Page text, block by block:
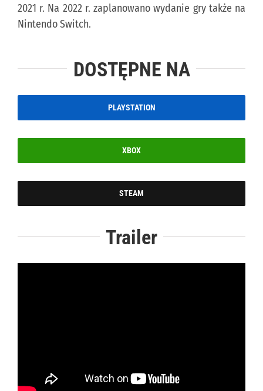
2021 r. Na 2022 r. zaplanowano wydanie gry także na
Nintendo Switch.
DOSTĘPNE NA
PLAYSTATION
XBOX
STEAM
Trailer